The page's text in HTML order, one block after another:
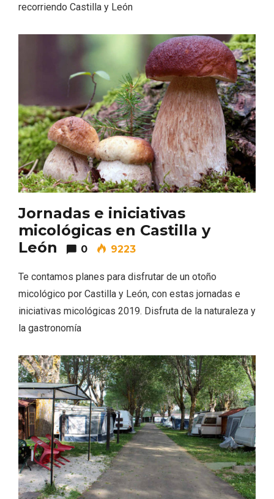
recorriendo Castilla y León
Jornadas e iniciativas
micológicas en Castilla y
León
0 9223
Te contamos planes para disfrutar de un otoño
micológico por Castilla y León, con estas jornadas e
iniciativas micológicas 2019. Disfruta de la naturaleza y
la gastronomía
Enoturismo visitando la Bodega Museo
La Olmilla, en Peñafiel
Paseo nocturno por Valladolid